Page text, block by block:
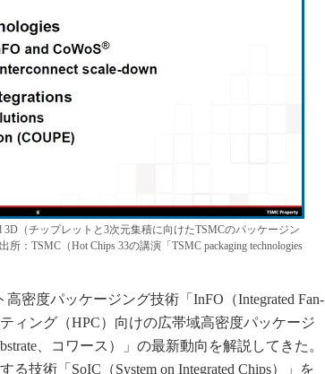
3D（チップレットと3次元集積に向けたTSMCのパッケージン
：TSMC（Hot Chips 33の講演「TSMC packaging technologies
密度パッケージング技術「InFO（Integrated Fan-
ィング（HPC）向けの広帯域高密度パッケージ
、コワース）」の最新動向を解説してきた。
技術「SoIC（System on Integrated Chips）」を